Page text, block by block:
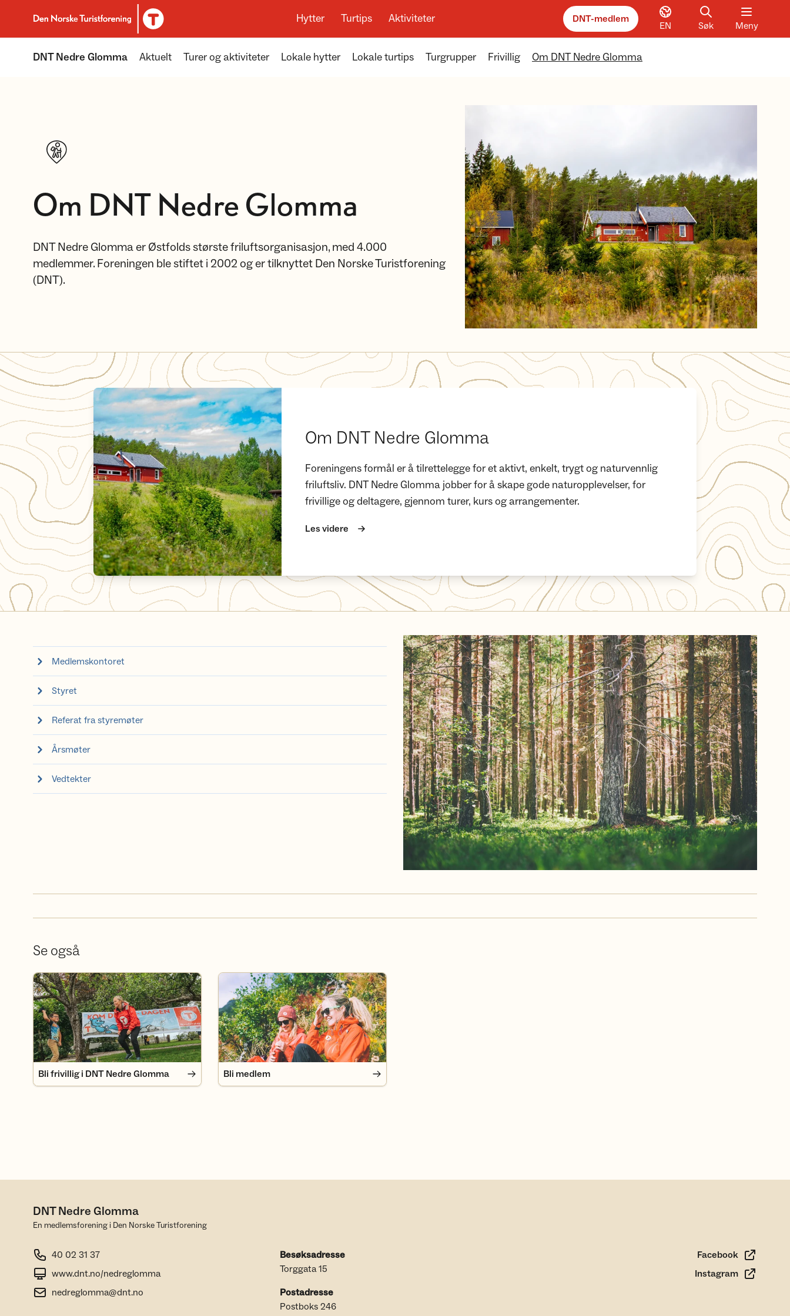
Til DNT.no forside
Hytter Turtips Aktiviteter DNT-medlem
EN Søk Meny
DNT Nedre Glomma Aktuelt Turer og aktiviteter Lokale hytter Lokale turtips Turgrupper Frivillig Om DNT Nedre Glomma
Om DNT Nedre Glomma
DNT Nedre Glomma er Østfolds største friluftsorganisasjon, med 4.000
medlemmer. Foreningen ble stiftet i 2002 og er tilknyttet Den Norske Turistforening
(DNT).
Om DNT Nedre Glomma
Om DNT Nedre Glomma
Foreningens formål er å tilrettelegge for et aktivt, enkelt, trygt og naturvennlig
friluftsliv. DNT Nedre Glomma jobber for å skape gode naturopplevelser, for
frivillige og deltagere, gjennom turer, kurs og arrangementer.
Les videre
Medlemskontoret
Styret
Referat fra styremøter
Årsmøter
Vedtekter
Se også
Bli frivillig i DNT Nedre Glomma
Bli frivillig i DNT Nedre Glomma
Bli medlem
Bli medlem
DNT Nedre Glomma
En medlemsforening i Den Norske Turistforening
40 02 31 37
www.dnt.no/nedreglomma
nedreglomma@dnt.no
Besøksadresse
Torggata 15
Postadresse
Postboks 246
Facebook
Instagram